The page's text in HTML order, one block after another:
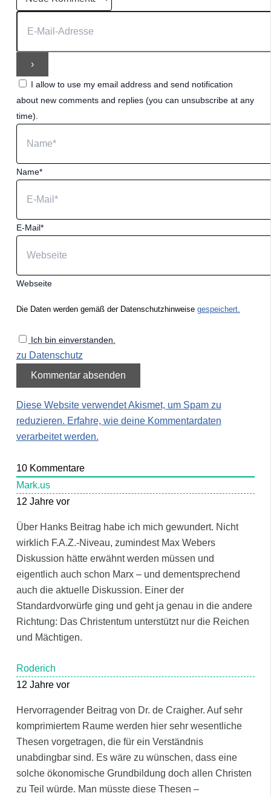
I allow to use my email address and send notification
about new comments and replies (you can unsubscribe at any
time).
Name*
E-Mail*
Webseite
Die Daten werden gemäß der Datenschutzhinweise gespeichert.
Ich bin einverstanden.
zu Datenschutz
Diese Website verwendet Akismet, um Spam zu
reduzieren. Erfahre, wie deine Kommentardaten
verarbeitet werden.
10Kommentare
Mark.us
12 Jahre vor
Über Hanks Beitrag habe ich mich gewundert. Nicht
wirklich F.A.Z.-Niveau, zumindest Max Webers
Diskussion hätte erwähnt werden müssen und
eigentlich auch schon Marx – und dementsprechend
auch die aktuelle Diskussion. Einer der
Standardvorwürfe ging und geht ja genau in die andere
Richtung: Das Christentum unterstützt nur die Reichen
und Mächtigen.
Roderich
12 Jahre vor
Hervorragender Beitrag von Dr. de Craigher. Auf sehr
komprimiertem Raume werden hier sehr wesentliche
Thesen vorgetragen, die für ein Verständnis
unabdingbar sind. Es wäre zu wünschen, dass eine
solche ökonomische Grundbildung doch allen Christen
zu Teil würde. Man müsste diese Thesen –